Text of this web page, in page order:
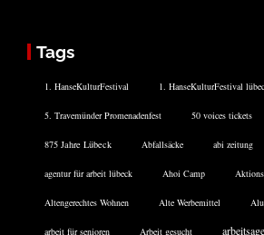
Tags
1. HanseKulturFestival 1. HanseKulturFestival
5. Travemünder Promenadenfest 50 voices tickets
875 Jahre Lübeck Abfallsäcke abi zeitung
agentur für arbeit lübeck Ahoi Camp
Altengerechtes Wohnen Alte Werbemittel
arbeit für senioren Arbeit gesucht